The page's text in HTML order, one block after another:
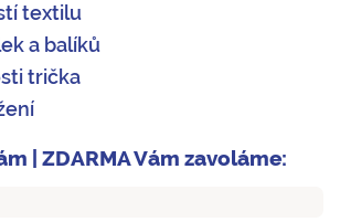
textilu
a balíků
trička
| ZDARMA Vám zavoláme: